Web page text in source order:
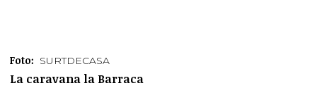
Foto: SURTDECASA
La caravana la Barraca